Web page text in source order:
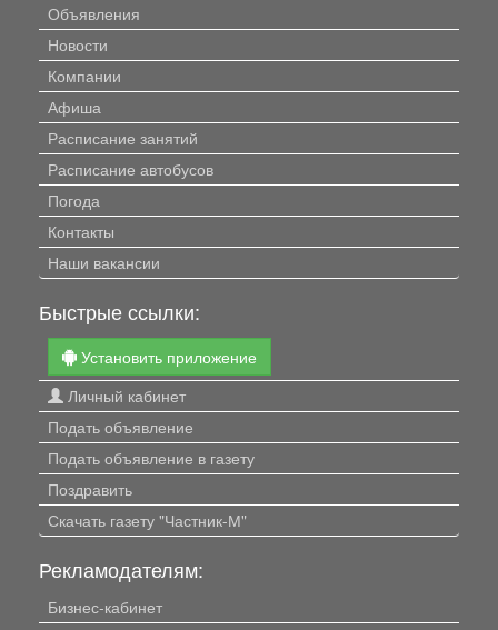
Объявления
Новости
Компании
Афиша
Расписание занятий
Расписание автобусов
Погода
Контакты
Наши вакансии
Быстрые ссылки:
Установить приложение
Личный кабинет
Подать объявление
Подать объявление в газету
Поздравить
Скачать газету "Частник-М"
Рекламодателям:
Бизнес-кабинет